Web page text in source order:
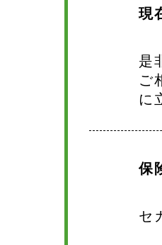
現
是
ご
に
保
セ